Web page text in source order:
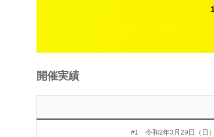
開催実績
#1 令和2年3月29日（日